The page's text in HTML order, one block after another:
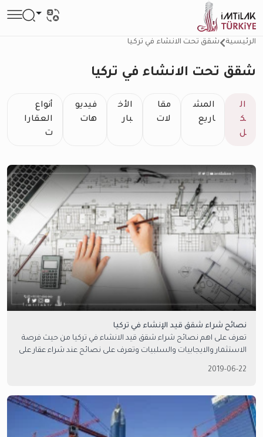
الرئيسية شقق تحت الانشاء في تركيا
شقق تحت الانشاء في تركيا
ال
ك
ل
المش
اريع
مقا
لات
الأخ
بار
فيديو
هات
أنواع
العقارا
ت
نصائح شراء شقق قيد الإنشاء في تركيا
تعرف على اهم نصائح شراء شقق قيد الانشاء في تركيا من حيث فرصة
الاستثمار والايجابيات والسلبيات وتعرف على نصائح عند شراء عقار على
2019-06-22